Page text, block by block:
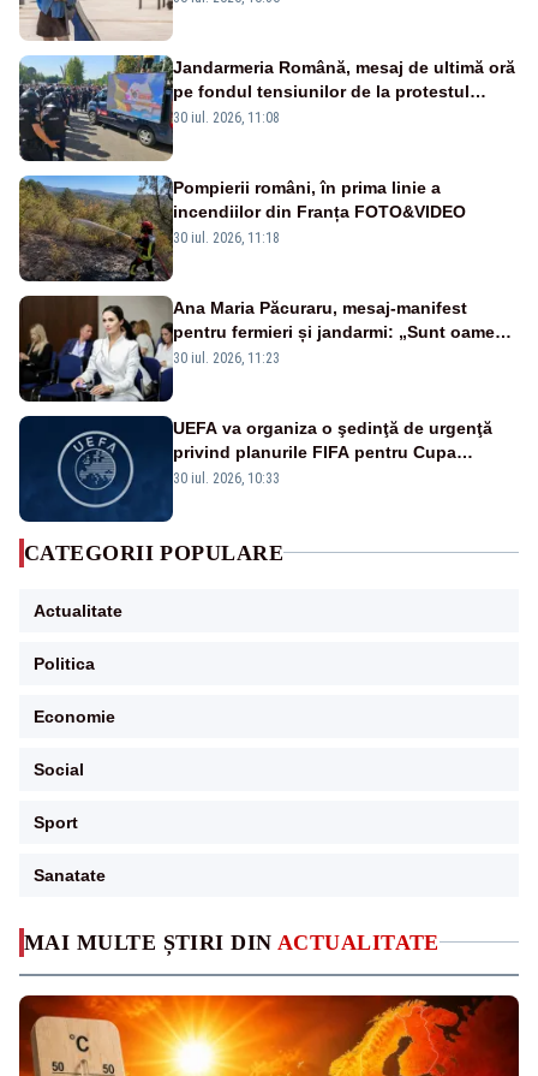
MAI MULTE ȘTIRI DIN ACTUALITATE
Jandarmeria Română, mesaj de ultimă oră
pe fondul tensiunilor de la protestul
masiv al fermierilor - VIDEO
30 iul. 2026, 11:08
Pompierii români, în prima linie a
incendiilor din Franța FOTO&VIDEO
30 iul. 2026, 11:18
Ana Maria Păcuraru, mesaj-manifest
pentru fermieri și jandarmi: „Sunt oameni
disperați, nu sunt răufăcători”
30 iul. 2026, 11:23
UEFA va organiza o şedinţă de urgenţă
privind planurile FIFA pentru Cupa
Mondială
30 iul. 2026, 10:33
CATEGORII POPULARE
Actualitate
Politica
Economie
Social
Sport
Sanatate